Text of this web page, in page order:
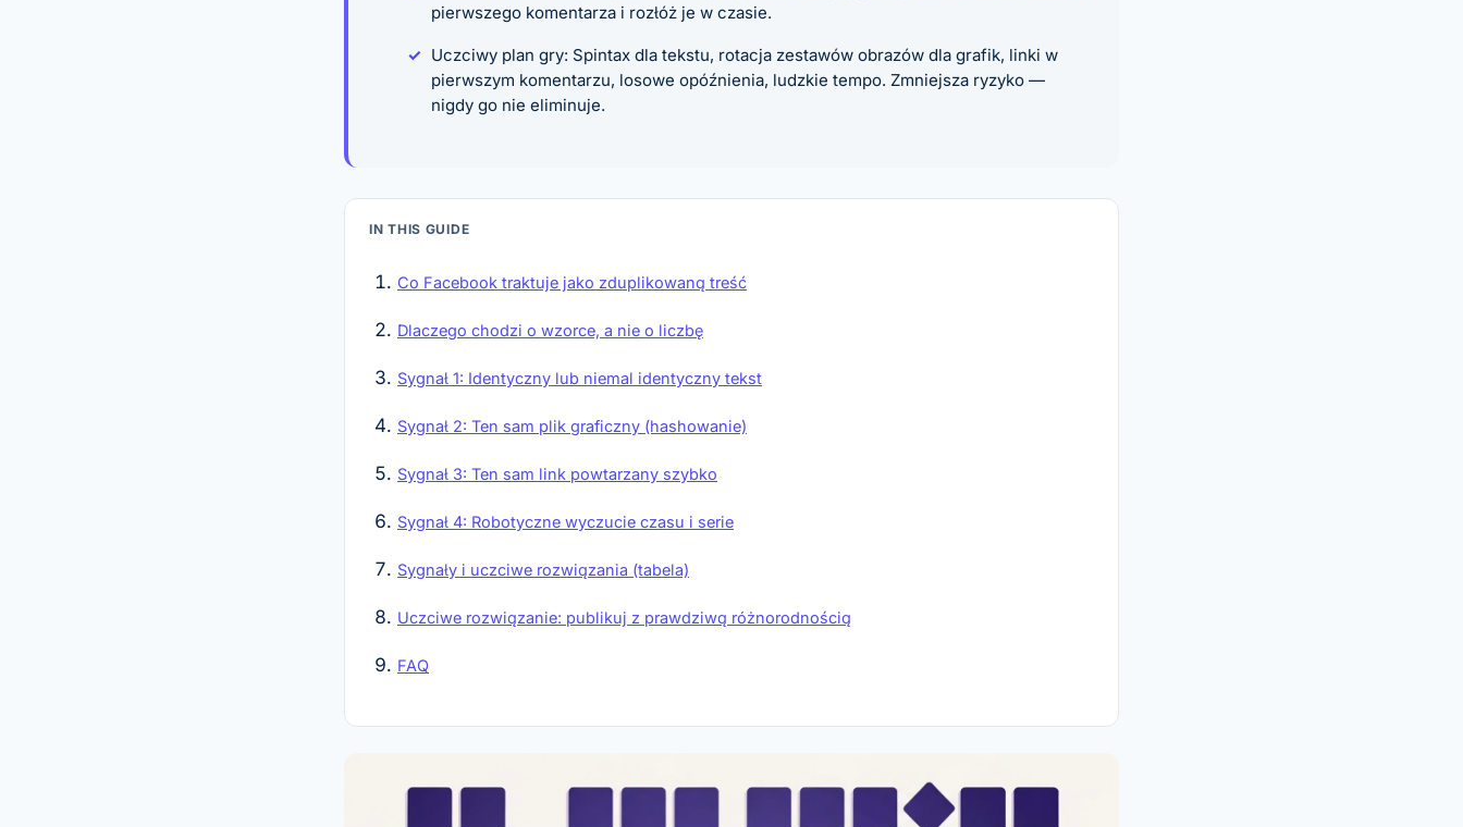
pierwszego komentarza i rozłóż je w czasie.
Uczciwy plan gry: Spintax dla tekstu, rotacja zestawów obrazów dla grafik, linki w
pierwszym komentarzu, losowe opóźnienia, ludzkie tempo. Zmniejsza ryzyko —
nigdy go nie eliminuje.
IN THIS GUIDE
Co Facebook traktuje jako zduplikowaną treść
Dlaczego chodzi o wzorce, a nie o liczbę
Sygnał 1: Identyczny lub niemal identyczny tekst
Sygnał 2: Ten sam plik graficzny (hashowanie)
Sygnał 3: Ten sam link powtarzany szybko
Sygnał 4: Robotyczne wyczucie czasu i serie
Sygnały i uczciwe rozwiązania (tabela)
Uczciwe rozwiązanie: publikuj z prawdziwą różnorodnością
FAQ